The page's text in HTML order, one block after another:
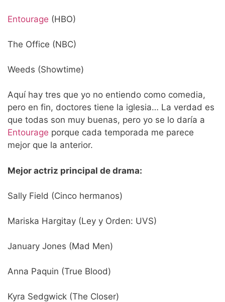
Entourage (HBO)
The Office (NBC)
Weeds (Showtime)
Aquí hay tres que yo no entiendo como comedia,
pero en fin, doctores tiene la iglesia… La verdad es
que todas son muy buenas, pero yo se lo daría a
Entourage porque cada temporada me parece
mejor que la anterior.
Mejor actriz principal de drama:
Sally Field (Cinco hermanos)
Mariska Hargitay (Ley y Orden: UVS)
January Jones (Mad Men)
Anna Paquin (True Blood)
Kyra Sedgwick (The Closer)